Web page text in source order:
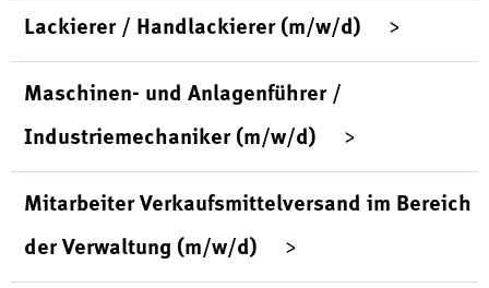
Lackierer / Handlackierer (m/w/d)
Maschinen- und Anlagenführer /
Industriemechaniker (m/w/d)
Mitarbeiter Verkaufsmittelversand im Bereich
der Verwaltung (m/w/d)